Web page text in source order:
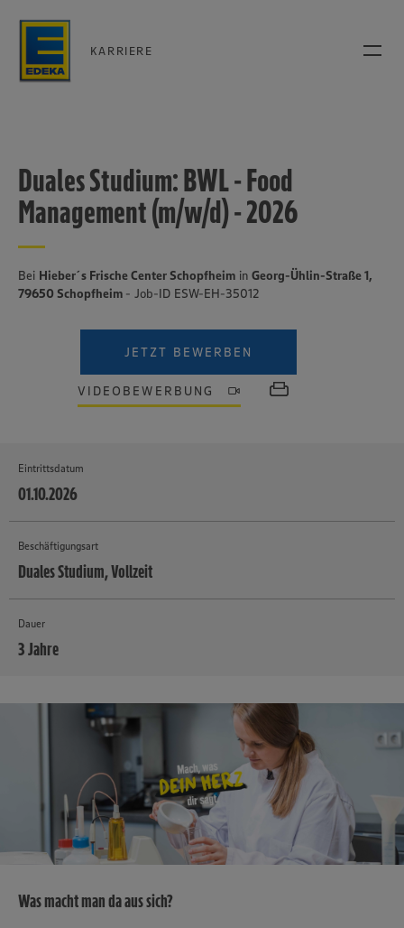
KARRIERE
Duales Studium: BWL - Food
Management (m/w/d) - 2026
Bei Hieber´s Frische Center Schopfheim in Georg-Ühlin-Straße 1,
79650 Schopfheim - Job-ID ESW-EH-35012
JETZT BEWERBEN
VIDEOBEWERBUNG
Eintrittsdatum
01.10.2026
Beschäftigungsart
Duales Studium, Vollzeit
Dauer
3 Jahre
Was macht man da aus sich?